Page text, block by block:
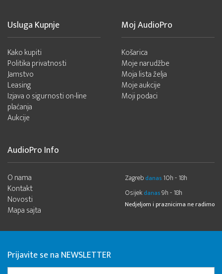
Usluga Kupnje
Kako kupiti
Politika privatnosti
Jamstvo
Leasing
Izjava o sigurnosti on-line
plaćanja
Aukcije
Moj AudioPro
Košarica
Moje narudžbe
Moja lista želja
Moje aukcije
Moji podaci
AudioPro Info
O nama
Kontakt
Novosti
Mapa sajta
Zagreb danas 10h - 18h
Osijek danas9h - 18h
Nedjeljom i praznicima ne radimo
Prijavite se na NEWSLETTER